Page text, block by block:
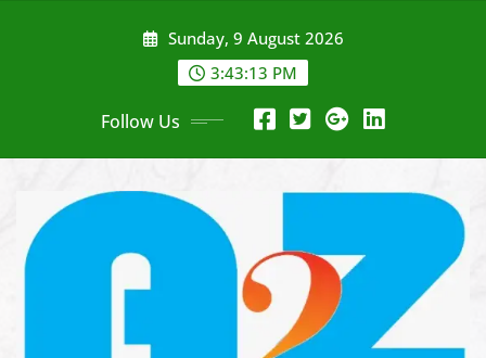
Sunday, 9 August 2026
3:43:14 PM
Follow Us